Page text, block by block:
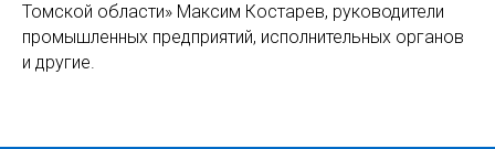
Томской области» Максим Костарев, руководители
промышленных предприятий, исполнительных органов
и другие.